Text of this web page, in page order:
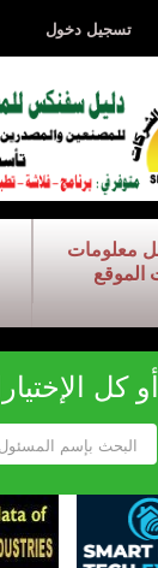
تسجيل دخول
معلومات
الموقع